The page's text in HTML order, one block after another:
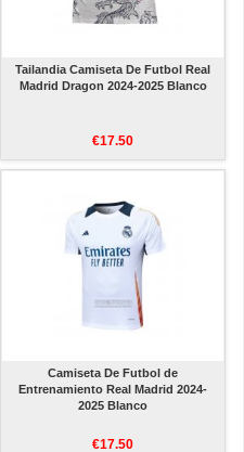
Tailandia Camiseta De Futbol Real
Madrid Dragon 2024-2025 Blanco
€17.50
Camiseta De Futbol de
Entrenamiento Real Madrid 2024-
2025 Blanco
€17.50